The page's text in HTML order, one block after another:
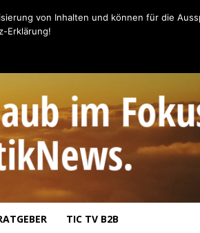
TIC TV B2B
von Inhalten und können für die
Erklärung!